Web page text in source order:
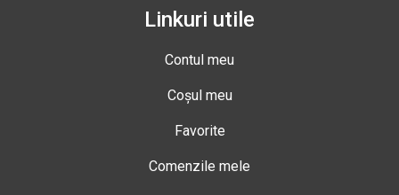
Linkuri utile
Contul meu
Coșul meu
Favorite
Comenzile mele